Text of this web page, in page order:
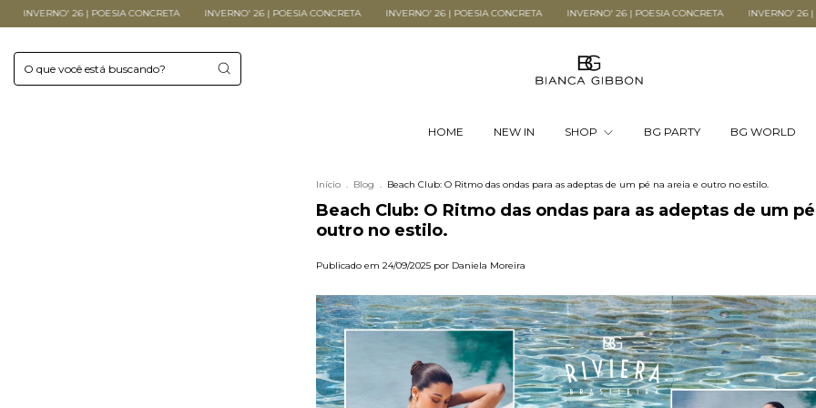
POESIA CONCRETA INVERNO' 26 | POESIA CONCRETA INVERNO' 26 | POESIA CONCRETA INVERNO' 26 | POESIA CONCRETA INVERNO' 26 | POESIA
HOME NEW IN SHOP BG PARTY BG WORLD
Início . Blog . Beach Club: O Ritmo das ondas para as adeptas de um pé na areia e outro no estilo.
Beach Club: O Ritmo das ondas para as adeptas de um
outro no estilo.
Publicado em 24/09/2025 por Daniela Moreira